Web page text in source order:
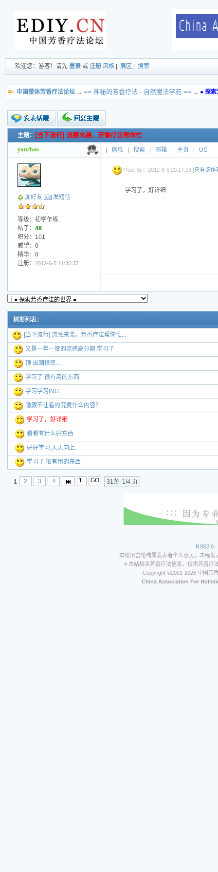
欢迎您：游客！请先 登录 或 注册 风格 展区 搜索
中国整体芳香疗法论坛 → == 神秘的芳香疗法 - 自然魔法学苑 == → ● 探索
新的主题
投票帖
交易帖
小字报
主题： [当下流行] 流感来袭，芳香疗法帮你忙
yunchao 信息 搜索 邮箱 主页 UC
加好友 发短信
等级：初学乍练
帖子： 48
积分：101
威望：0
精华：0
注册： 2012-6-5 11:35:37
Post By：2012-6-5 20:17:13 [只看该作
学习了，好详细
树形列表：
[当下流行] 流感来袭，芳香疗法帮你忙...
又是一年一度的流感高分期.学习了
顶 出国移民...
学习了 很有用的东西
学习学习ING
隐藏不让看的究竟什么内容？
学习了，好详细
看看有什么好东西
好好学习,天天向上.
学习了 很有用的东西
1 2 3 4 31条 1/4 页
RSS2.0 |
本论坛言论纯属发表者个人意见，未经
＊本站相关芳香疗法信息，仅供芳香疗
Copyright ©2001-2026 中国芳
China Association For